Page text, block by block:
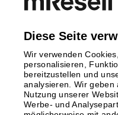
Diese Seite
Wir verwenden
personalisieren,
bereitzustellen und
analysieren. Wir
Nutzung unserer
Werbe- und